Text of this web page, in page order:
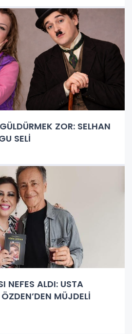
ZOR: SELHAN
SELİ
NEFES ALDI: USTA
MÜJDELİ